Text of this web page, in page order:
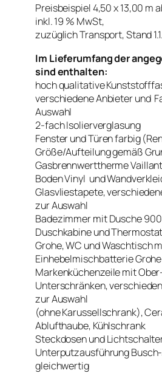
Preisbeispiel 4,50 x 13,00 m
inkl. 19 % MwSt,
zuzüglich Transport, Stand
Im Lieferumfang der
sind enthalten:
hoch qualitative
verschiedene Anbieter und
Auswahl
2-fach Isolierverglasung
Fenster und Türen farbig
Größe/Aufteilung gemäß
Gasbrennwerttherme
Boden Vinyl und
Glasvliestapete,
zur Auswahl
Badezimmer mit Dusche
Duschkabine und
Grohe, WC und Waschtisch
Einhebelmischbatterie Grohe
Markenküchenzeile mit
Unterschränken,
zur Auswahl
(ohne Karussellschrank),
Ablufthaube, Kühlschrank
Steckdosen und
Unterputzausführung
gleichwertig